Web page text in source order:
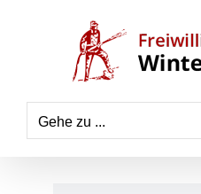
Gehe zu ...